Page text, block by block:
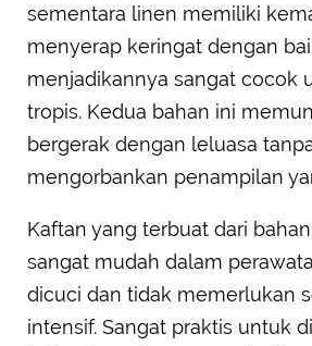
sementara linen memiliki
menyerap keringat dengan
menjadikannya sangat cocok
tropis. Kedua bahan ini
bergerak dengan leluasa
mengorbankan penampilan
Kaftan yang terbuat dari
sangat mudah dalam
dicuci dan tidak memerlukan
intensif. Sangat praktis untuk